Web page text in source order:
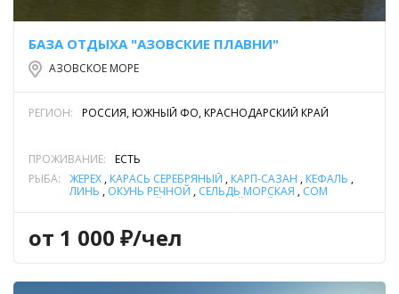
БАЗА ОТДЫХА "АЗОВСКИЕ ПЛАВНИ"
АЗОВСКОЕ МОРЕ
РЕГИОН: РОССИЯ, ЮЖНЫЙ ФО, КРАСНОДАРСКИЙ КРАЙ
ПРОЖИВАНИЕ:
ЕСТЬ
РЫБА:
ЖЕРЕХ , КАРАСЬ СЕРЕБРЯНЫЙ , КАРП-САЗАН , КЕФАЛЬ ,
ЛИНЬ , ОКУНЬ РЕЧНОЙ , СЕЛЬДЬ МОРСКАЯ , СОМ
от 1 000 ₽/чел